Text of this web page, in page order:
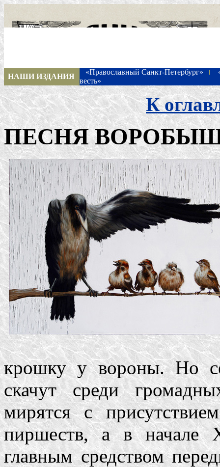
НАШИ ИЗДАНИЯ
«Православный Санкт-Петербург»
весть»
К
ПЕСНЯ
крошку у вороны. Но
скачут среди
мирятся с
пиршеств, а в начале
главным средством